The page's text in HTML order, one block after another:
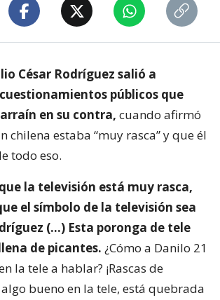
César Rodríguez salió a
públicos que
en su contra, cuando afirmó
chilena estaba “muy rasca” y que él
todo eso.
la televisión está muy rasca,
el símbolo de la televisión sea
(…) Esta poronga de tele
de picantes. ¿Cómo a Danilo 21
la tele a hablar? ¡Rascas de
bueno en la tele, está quebrada